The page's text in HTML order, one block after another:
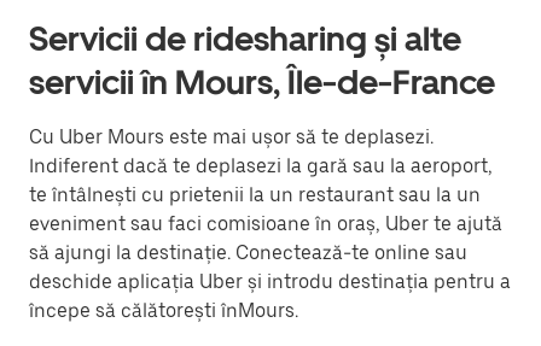
Servicii de ridesharing și alte
servicii în Mours, Île-de-France
Cu Uber Mours este mai ușor să te deplasezi.
Indiferent dacă te deplasezi la gară sau la aeroport,
te întâlnești cu prietenii la un restaurant sau la un
eveniment sau faci comisioane în oraș, Uber te ajută
să ajungi la destinație. Conectează-te online sau
deschide aplicația Uber și introdu destinația pentru a
începe să călătorești înMours.